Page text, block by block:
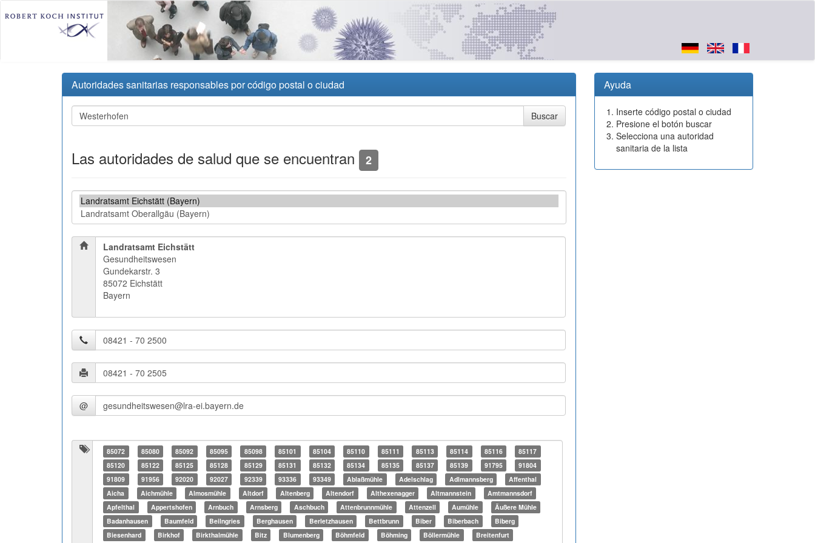
Autoridades sanitarias responsables por código postal o ciudad
Las autoridades de salud que se encuentran 2
Landratsamt Eichstätt
Gesundheitswesen
Gundekarstr. 3
85072 Eichstätt
Bayern
@
85072 85080 85092 85095 85098 85101 85104 85110 85111 85113 85114 85116
85117
85120
85122 85125 85128 85129 85131 85132 85134 85135 85137 85139 91795
91804
91809
91956 92020 92027 92339 93336 93349 Ablaßmühle Adelschlag Adlmannsberg
Affenthal
Aicha
Aichmühle Almosmühle Altdorf Altenberg Altendorf Althexenagger Altmannstein
Amtmannsdorf
Apfelthal
Appertshofen Arnbuch Arnsberg Aschbuch Attenbrunnmühle Attenzell Aumühle
Äußere Mühle
Badanhausen
Baumfeld Beilngries Berghausen Berletzhausen Bettbrunn Biber Biberbach
Biberg
Biesenhard
Birkhof Birkthalmühle Bitz Blumenberg Böhmfeld Böhming Böllermühle Breitenfurt
Ayuda
Inserte código postal o ciudad
Presione el botón buscar
Selecciona una autoridad
sanitaria de la lista